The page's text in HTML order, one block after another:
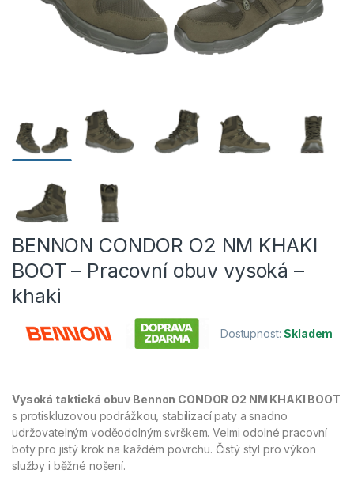
BENNON CONDOR O2 NM KHAKI
BOOT – Pracovní obuv vysoká –
khaki
Dostupnost:Skladem
Vysoká taktická obuv Bennon CONDOR O2 NM KHAKI BOOT
s protiskluzovou podrážkou, stabilizací paty a snadno
udržovatelným voděodolným svrškem. Velmi odolné pracovní
boty pro jistý krok na každém povrchu. Čistý styl pro výkon
služby i běžné nošení.